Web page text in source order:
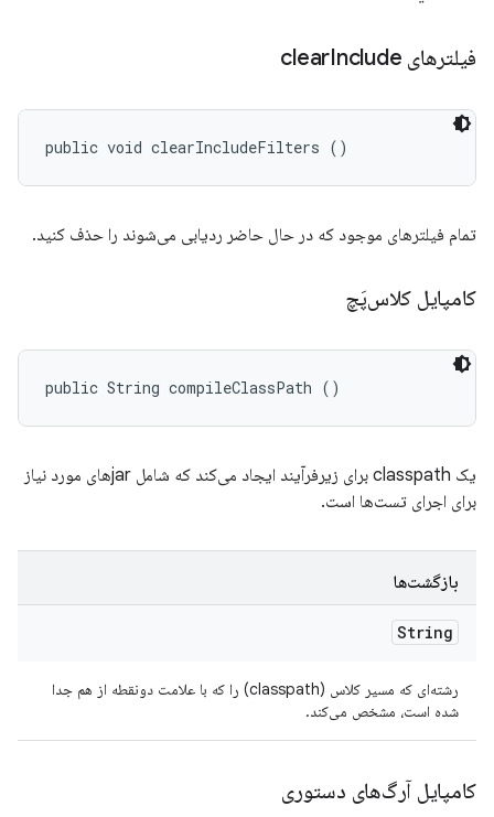
فیلترهای clear Include
public void clearIncludeFilters ()
تمام فیلترهای موجود که در حال حاضر ردیابی می‌شوند را حذف کنید.
کامپایل کلاس‌پَچ
public String compileClassPath ()
یک classpath برای زیرفرآیند ایجاد می‌کند که شامل jarهای مورد نیاز
برای اجرای تست‌ها است.
بازگشت‌ها
String
رشته‌ای که مسیر کلاس (classpath) را که با علامت دونقطه از هم جدا
شده است، مشخص می‌کند.
کامپایل آرگ‌های دستوری